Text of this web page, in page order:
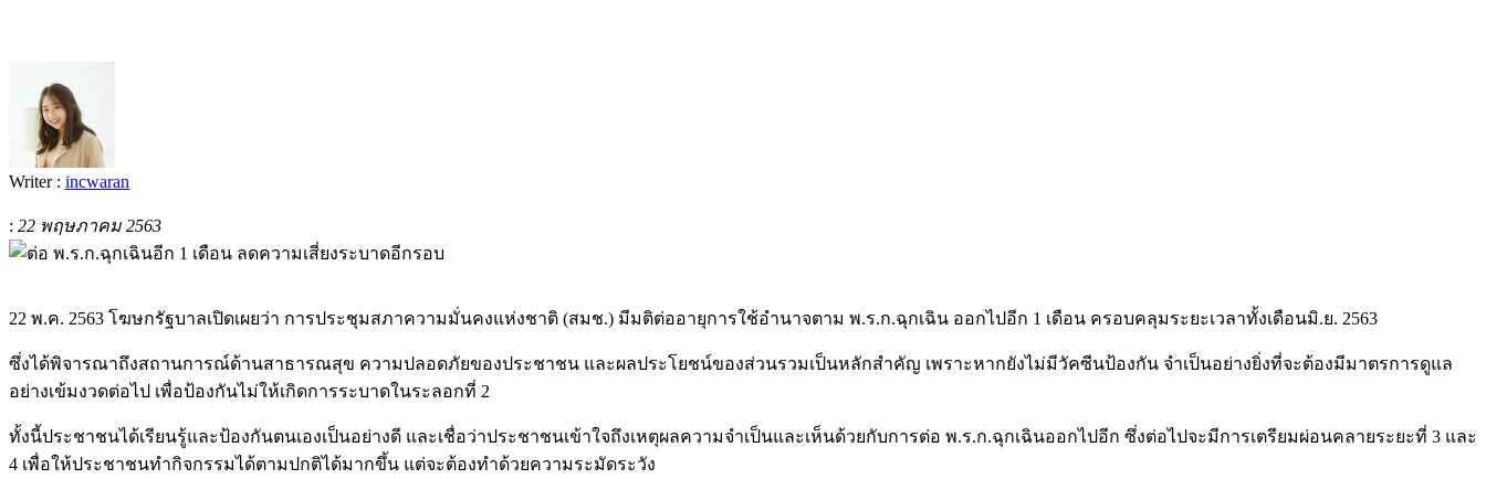
Writer : incwaran
: 22 พฤษภาคม 2563
22 พ.ค. 2563 โฆษกรัฐบาลเปิดเผยว่า การประชุมสภาความมั่นคงแห่งชาติ (สมช.) มีมติต่ออายุการใช้อำนาจตาม พ.ร.ก.ฉุกเฉิน ออกไปอีก 1 เดือน ครอบคลุมระยะเวลาทั้งเดือนมิ.ย. 2563
ซึ่งได้พิจารณาถึงสถานการณ์ด้านสาธารณสุข ความปลอดภัยของประชาชน และผลประโยชน์ของส่วนรวมเป็นหลักสำคัญ เพราะหากยังไม่มีวัคซีนป้องกัน จำเป็นอย่างยิ่งที่จะต้องมีมาตรการดูแล
อย่างเข้มงวดต่อไป เพื่อป้องกันไม่ให้เกิดการระบาดในระลอกที่ 2
ทั้งนี้ประชาชนได้เรียนรู้และป้องกันตนเองเป็นอย่างดี และเชื่อว่าประชาชนเข้าใจถึงเหตุผลความจำเป็นและเห็นด้วยกับการต่อ พ.ร.ก.ฉุกเฉินออกไปอีก ซึ่งต่อไปจะมีการเตรียมผ่อนคลายระยะที่ 3 และ
4 เพื่อให้ประชาชนทำกิจกรรมได้ตามปกติได้มากขึ้น แต่จะต้องทำด้วยความระมัดระวัง